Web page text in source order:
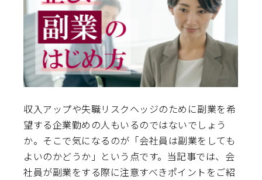
収入アップや失職リスクヘッジのために副業を希
望する企業勤めの人もいるのではないでしょう
か。そこで気になるのが「会社員は副業をしても
よいのかどうか」という点です。当記事では、会
社員が副業をする際に注意すべきポイントをご紹